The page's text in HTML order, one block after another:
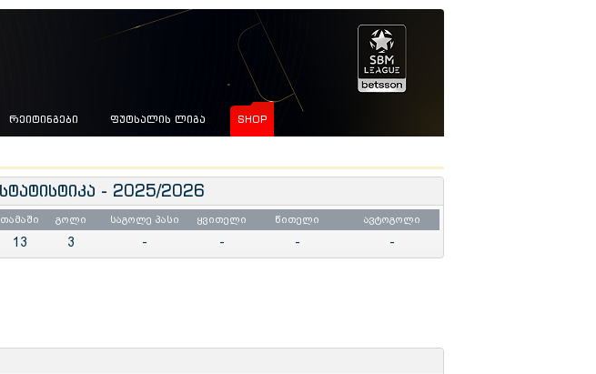
ᲠᲔᲘᲢᲘᲜᲒᲔᲑᲘ ᲤᲣᲢᲡᲐᲚᲘᲡ ᲚᲘᲒᲐ SHOP
სტატისტიკა - 2025/2026
თამაში გოლი საგოლე პასი ყვითელი წითელი ავტოგოლი
13 3 - - - -